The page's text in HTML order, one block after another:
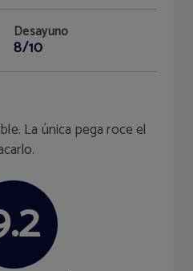
Desayuno
8/10
La única pega roce el